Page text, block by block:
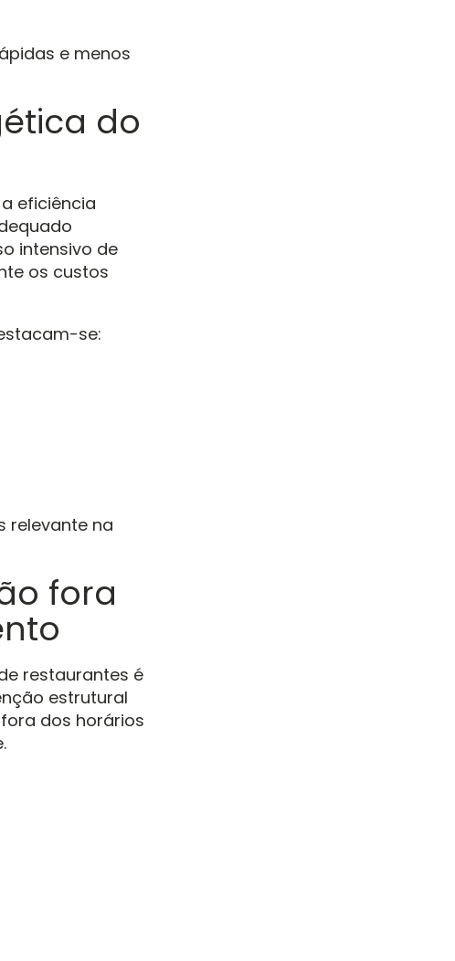
e menos
do
eficiência
intensivo de
os custos
se:
relevante na
fora
restaurantes é
estrutural
dos horários